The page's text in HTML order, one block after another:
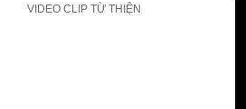
VIDEO CLIP TỪ THIỆN